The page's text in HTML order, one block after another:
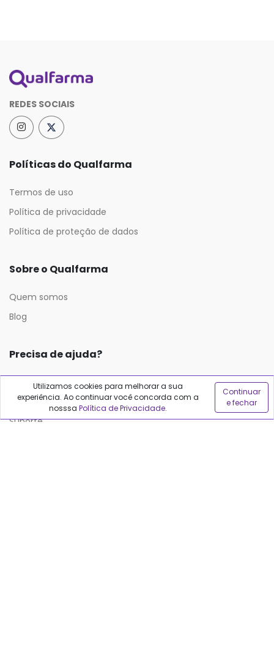
REDES SOCIAIS
Políticas do Qualfarma
Termos de uso
Política de privacidade
Política de proteção de dados
Sobre o Qualfarma
Quem somos
Blog
Precisa de ajuda?
Fale conosco
Anuncie no Qualfarma
Suporte
Utilizamos cookies para melhorar a sua
experiência. Ao continuar você concorda com a
nosssa Política de Privacidade.
Continuar
e fechar